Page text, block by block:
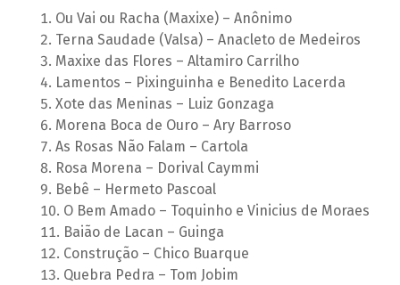
Ou Vai ou Racha (Maxixe) – Anônimo
Terna Saudade (Valsa) – Anacleto de Medeiros
Maxixe das Flores – Altamiro Carrilho
Lamentos – Pixinguinha e Benedito Lacerda
Xote das Meninas – Luiz Gonzaga
Morena Boca de Ouro – Ary Barroso
As Rosas Não Falam – Cartola
Rosa Morena – Dorival Caymmi
Bebê – Hermeto Pascoal
O Bem Amado – Toquinho e Vinicius de Moraes
Baião de Lacan – Guinga
Construção – Chico Buarque
Quebra Pedra – Tom Jobim